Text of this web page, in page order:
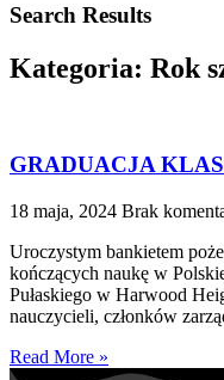
Search Results
Kategoria: Rok
GRADUACJA
18 maja, 2024 Brak
Uroczystym bankietem
kończących naukę w
Pułaskiego w Harwood
nauczycieli, członków
Read More »